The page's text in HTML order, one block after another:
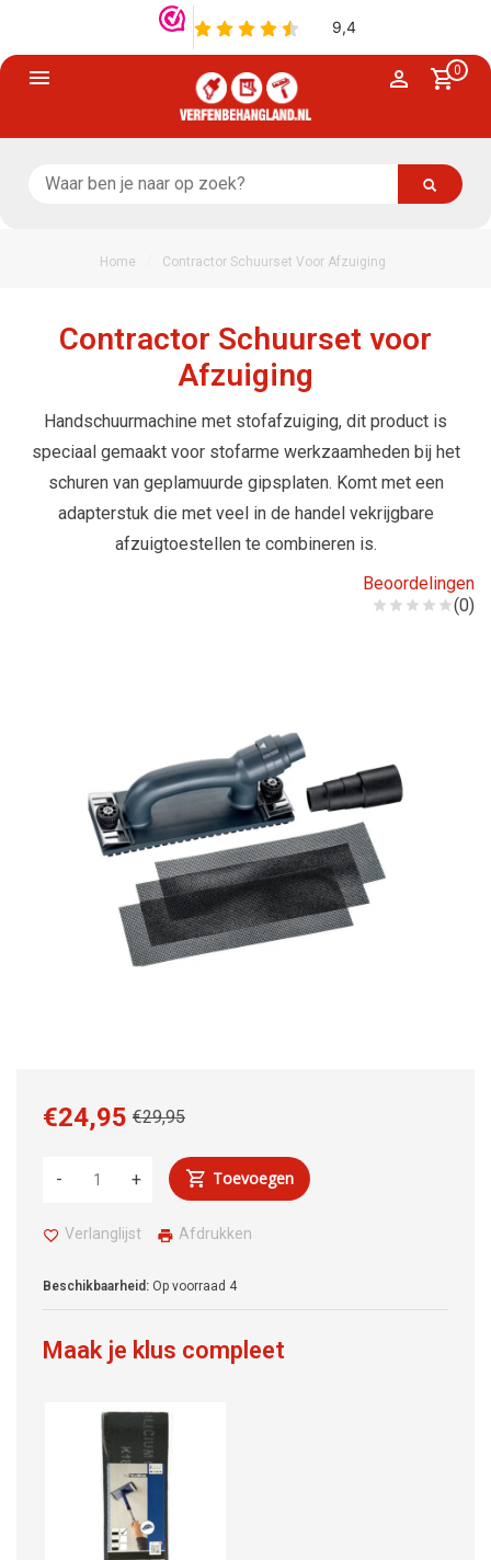
0
Home Contractor Schuurset Voor Afzuiging
Contractor Schuurset voor
Afzuiging
Handschuurmachine met stofafzuiging, dit product is
speciaal gemaakt voor stofarme werkzaamheden bij het
schuren van geplamuurde gipsplaten. Komt met een
adapterstuk die met veel in de handel vekrijgbare
afzuigtoestellen te combineren is.
Beoordelingen
(0)
€29,95
€24,95
+
- Toevoegen
Verlanglijst Afdrukken
Beschikbaarheid: Op voorraad 4
Maak je klus compleet